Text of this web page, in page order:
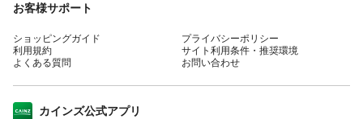
お客様サポート
ショッピングガイド
利用規約
よくある質問
プライバシーポリシー
サイト利用条件・推奨環境
お問い合わせ
カインズ公式アプリ